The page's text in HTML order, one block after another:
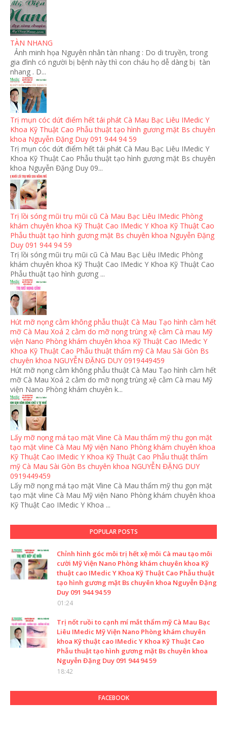
TÀN NHANG
Ảnh minh họa Nguyên nhân tàn nhang : Do di truyền, trong
gia đình có người bị bệnh này thì con cháu họ dễ dàng bị tàn
nhang . D...
Trị mụn cóc dứt điểm hết tái phát Cà Mau Bạc Liêu IMedic Y
Khoa Kỹ Thuật Cao Phẫu thuật tạo hình gương mặt Bs chuyên
khoa Nguyễn Đặng Duy 091 944 94 59
Trị mụn cóc dứt điểm hết tái phát Cà Mau Bạc Liêu IMedic Y
Khoa Kỹ Thuật Cao Phẫu thuật tạo hình gương mặt Bs chuyên
khoa Nguyễn Đặng Duy 09...
Trị lồi sóng mũi trụ mũi cũ Cà Mau Bạc Liêu IMedic Phòng
khám chuyên khoa Kỹ Thuật Cao IMedic Y Khoa Kỹ Thuật Cao
Phẫu thuật tạo hình gương mặt Bs chuyên khoa Nguyễn Đặng
Duy 091 944 94 59
Trị lồi sóng mũi trụ mũi cũ Cà Mau Bạc Liêu IMedic Phòng
khám chuyên khoa Kỹ Thuật Cao IMedic Y Khoa Kỹ Thuật Cao
Phẫu thuật tạo hình gương ...
Hút mỡ nọng cằm không phẫu thuật Cà Mau Tạo hình cằm hết
mỡ Cà Mau Xoá 2 cằm do mỡ nọng trùng xệ cằm Cà mau Mỹ
viện Nano Phòng khám chuyên khoa Kỹ Thuật Cao IMedic Y
Khoa Kỹ Thuật Cao Phẫu thuật thẩm mỹ Cà Mau Sài Gòn Bs
chuyên khoa NGUYỄN ĐẶNG DUY 0919449459
Hút mỡ nọng cằm không phẫu thuật Cà Mau Tạo hình cằm hết
mỡ Cà Mau Xoá 2 cằm do mỡ nọng trùng xệ cằm Cà mau Mỹ
viện Nano Phòng khám chuyên k...
Lấy mỡ nọng má tạo mặt Vline Cà Mau thẩm mỹ thu gọn mặt
tạo mặt vline Cà Mau Mỹ viện Nano Phòng khám chuyên khoa
Kỹ Thuật Cao IMedic Y Khoa Kỹ Thuật Cao Phẫu thuật thẩm
mỹ Cà Mau Sài Gòn Bs chuyên khoa NGUYỄN ĐẶNG DUY
0919449459
Lấy mỡ nọng má tạo mặt Vline Cà Mau thẩm mỹ thu gọn mặt
tạo mặt vline Cà Mau Mỹ viện Nano Phòng khám chuyên khoa
Kỹ Thuật Cao IMedic Y Khoa ...
POPULAR POSTS
Chỉnh hình góc môi trị hết xệ môi Cà mau tạo môi
cười Mỹ Viện Nano Phòng khám chuyên khoa Kỹ
thuật cao IMedic Y Khoa Kỹ Thuật Cao Phẫu thuật
tạo hình gương mặt Bs chuyên khoa Nguyễn Đặng
Duy 091 944 94 59
01:24
Trị nốt ruồi to cạnh mí mắt thẩm mỹ Cà Mau Bạc
Liêu IMedic Mỹ Viện Nano Phòng khám chuyên
khoa Kỹ thuật cao IMedic Y Khoa Kỹ Thuật Cao
Phẫu thuật tạo hình gương mặt Bs chuyên khoa
Nguyễn Đặng Duy 091 944 94 59
18:42
FACEBOOK